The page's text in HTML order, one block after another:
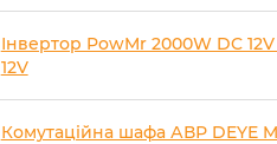
Інвертор PowMr 2000W DC
12V
Комутаційна шафа АВР DEYE